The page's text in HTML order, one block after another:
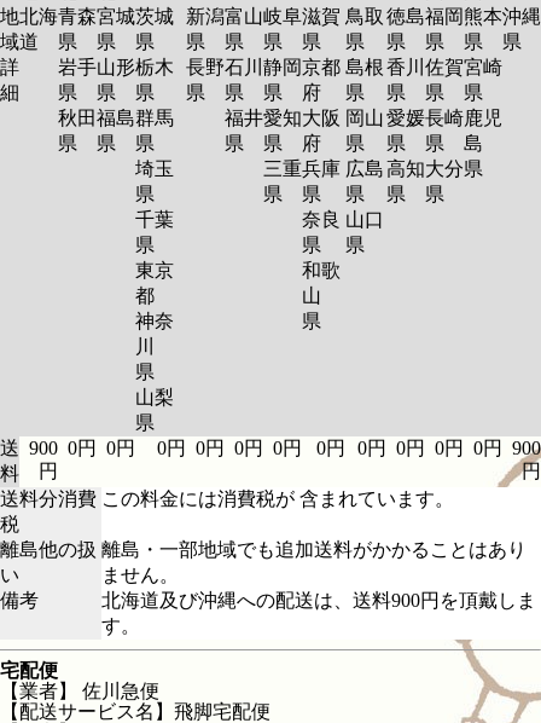
地
域
詳
細
北海
道
青森
県
岩手
県
秋田
県
宮城
県
山形
県
福島
県
茨城
県
栃木
県
群馬
県
埼玉
県
千葉
県
東京
都
神奈
川
県
山梨
県
新潟
県
長野
県
富山
県
石川
県
福井
県
岐阜
県
静岡
県
愛知
県
三重
県
滋賀
県
京都
府
大阪
府
兵庫
県
奈良
県
和歌
山
県
鳥取
県
島根
県
岡山
県
広島
県
山口
県
徳島
県
香川
県
愛媛
県
高知
県
福岡
県
佐賀
県
長崎
県
大分
県
熊本
県
宮崎
県
鹿児
島
県
沖縄
県
送
料
900
円
0円 0円 0円 0円 0円 0円 0円 0円 0円 0円 0円
900
円
送料分消費
税
この料金には消費税が 含まれています。
離島他の扱
い
離島・一部地域でも追加送料がかかることはあり
ません。
備考
北海道及び沖縄への配送は、送料900円を頂戴しま
す。
宅配便
【業者】 佐川急便
【配送サービス名】飛脚宅配便